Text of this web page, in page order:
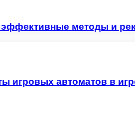
методы и
игровых автоматов в